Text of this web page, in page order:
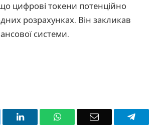
цифрові токени потенційно
розрахунках. Він закликав
системи.
LinkedIn WhatsAppEmail Telegram